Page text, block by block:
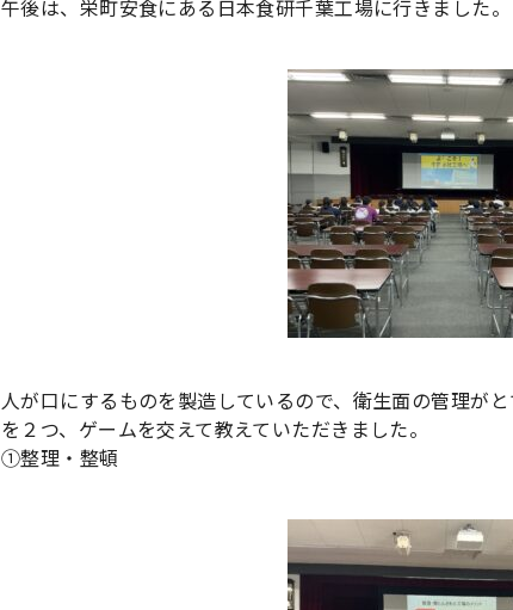
午後は、栄町安食にある日本食研千葉工場に行きました。
人が口にするものを製造しているので、衛生面の管理が
を２つ、ゲームを交えて教えていただきました。
①整理・整頓